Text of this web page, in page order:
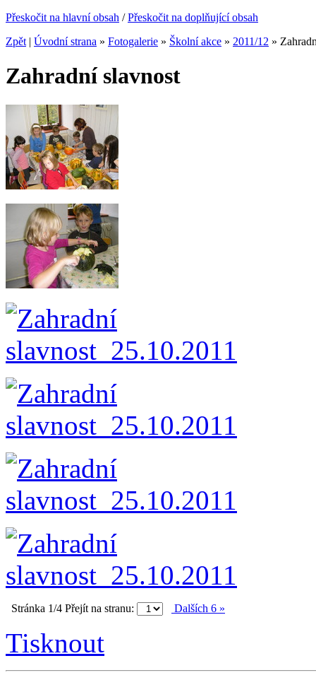
Přeskočit na hlavní obsah /Přeskočit na doplňující obsah
Zpět | Úvodní strana » Fotogalerie » Školní akce » 2011/12 »
Zahradní slavnost
Stránka 1/4 Přejít na stranu: Dalších 6 »
Tisknout